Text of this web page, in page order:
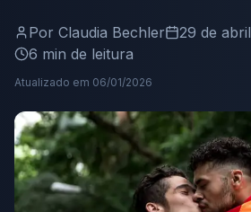
Por Claudia Bechler
29 de
6 min de leitura
Atualizado em 06/01/2026